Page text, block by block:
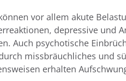
vor allem akute
depressive und
Auch psychotische
missbräuchliches und
erhalten